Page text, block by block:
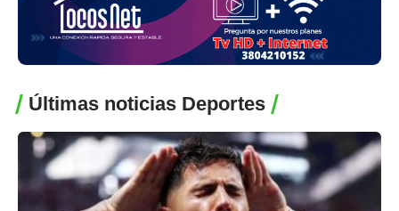
Últimas noticias Deportes